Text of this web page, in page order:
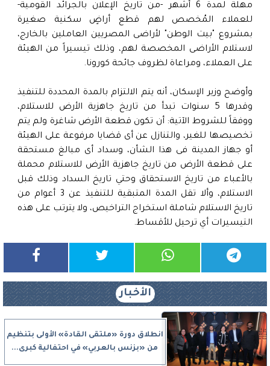
مهلة لمدة 6 أشهر -من تاريخ الإعلان بالجرائد القومية-
للعملاء المُخصص لهم قطع أراضٍ سكنية صغيرة
بمشروع "بيت الوطن" لأراضى المصريين العاملين بالخارج،
لاستلام الأراضى المخصصة لهم، وذلك تيسيراً من الهيئة
على العملاء، ومراعاة لظروف جائحة كورونا.
وأوضح وزير الإسكان، أنه يتم الالتزام بالمدة المحددة للتنفيذ
وقدرها 5 سنوات تبدأ من تاريخ جاهزية الأرض للاستلام،
ووفقاً للشروط الآتية: أن تكون قطعة الأرض شاغرة ولم يتم
تخصيصها للغير، والتنازل عن أى قضايا مرفوعة على الهيئة
أو جهاز المدينة فى هذا الشأن، وسداد أى مبالغ مستحقة
على قطعة الأرض من تاريخ جاهزية الأرض للاستلام محملة
بالأعباء من تاريخ الاستحقاق وحتي تاريخ السداد وذلك قبل
الاستلام، وألا تقل المدة المتبقية للتنفيذ عن 3 أعوام من
تاريخ الاستلام شاملة استخراج التراخيص، ولا يترتب على هذه
التيسيرات أي ترحيل للأقساط.
الأخبار
انطلاق دورة «ملتقى القادة» الأولى بتنظيم
من «بزنس بالعربي» في احتفالية كبرى...